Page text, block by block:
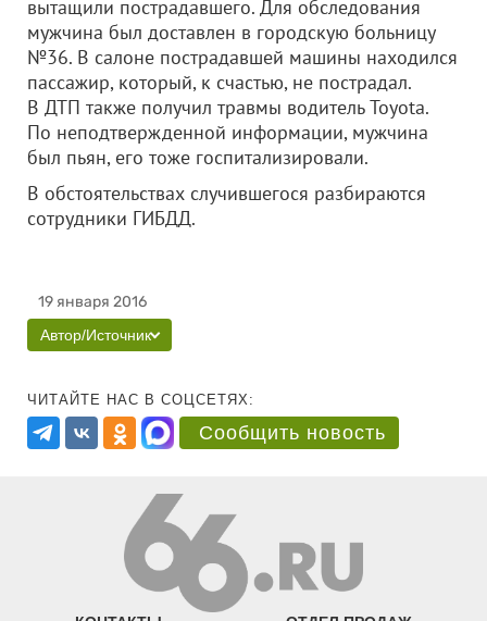
вытащили пострадавшего. Для обследования
мужчина был доставлен в городскую больницу
№36. В салоне пострадавшей машины находился
пассажир, который, к счастью, не пострадал.
В ДТП также получил травмы водитель Toyota.
По неподтвержденной информации, мужчина
был пьян, его тоже госпитализировали.
В обстоятельствах случившегося разбираются
сотрудники ГИБДД.
19 января 2016
Автор/Источник
ЧИТАЙТЕ НАС В СОЦСЕТЯХ:
Сообщить новость